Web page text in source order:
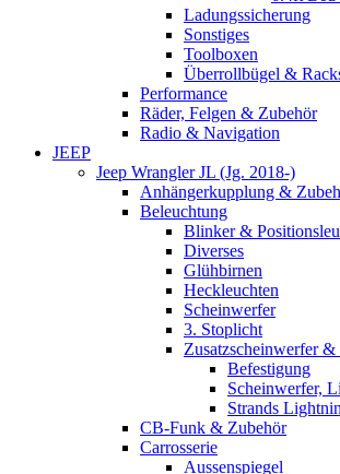
Ladungssicherung
Sonstiges
Toolboxen
Überrollbügel &
Performance
Räder, Felgen & Zubehör
Radio & Navigation
JEEP
Jeep Wrangler JL (Jg. 2018-)
Anhängerkupplung &
Beleuchtung
Blinker &
Diverses
Glühbirnen
Heckleuchten
Scheinwerfer
3. Stoplicht
Zusatzscheinwerfer
Befestigung
Scheinwerfer,
Strands
CB-Funk & Zubehör
Carrosserie
Aussenspiegel